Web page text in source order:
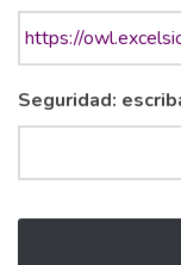
Seguridad: